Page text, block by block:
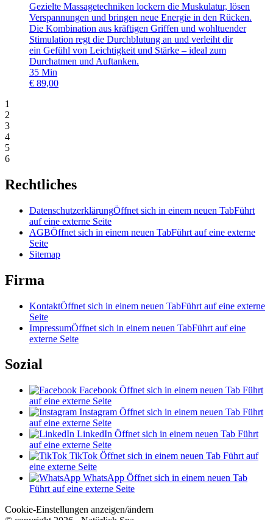
Gezielte Massagetechniken lockern die Muskulatur, lösen
Verspannungen und bringen neue Energie in den Rücken.
Die Kombination aus kräftigen Griffen und wohltuender
Stimulation regt die Durchblutung an und verleiht dir
ein Gefühl von Leichtigkeit und Stärke – ideal zum
Durchatmen und Auftanken.
35 Min
€ 89,00
1
2
3
4
5
6
Rechtliches
DatenschutzerklärungÖffnet sich in einem neuen TabFührt
auf eine externe Seite
AGBÖffnet sich in einem neuen TabFührt auf eine externe
Seite
Sitemap
Firma
KontaktÖffnet sich in einem neuen TabFührt auf eine externe
Seite
ImpressumÖffnet sich in einem neuen TabFührt auf eine
externe Seite
Sozial
Facebook Öffnet sich in einem neuen Tab Führt
auf eine externe Seite
Instagram Öffnet sich in einem neuen Tab Führt
auf eine externe Seite
LinkedIn Öffnet sich in einem neuen Tab Führt
auf eine externe Seite
TikTok Öffnet sich in einem neuen Tab Führt auf
eine externe Seite
WhatsApp Öffnet sich in einem neuen Tab
Führt auf eine externe Seite
Cookie-Einstellungen anzeigen/ändern